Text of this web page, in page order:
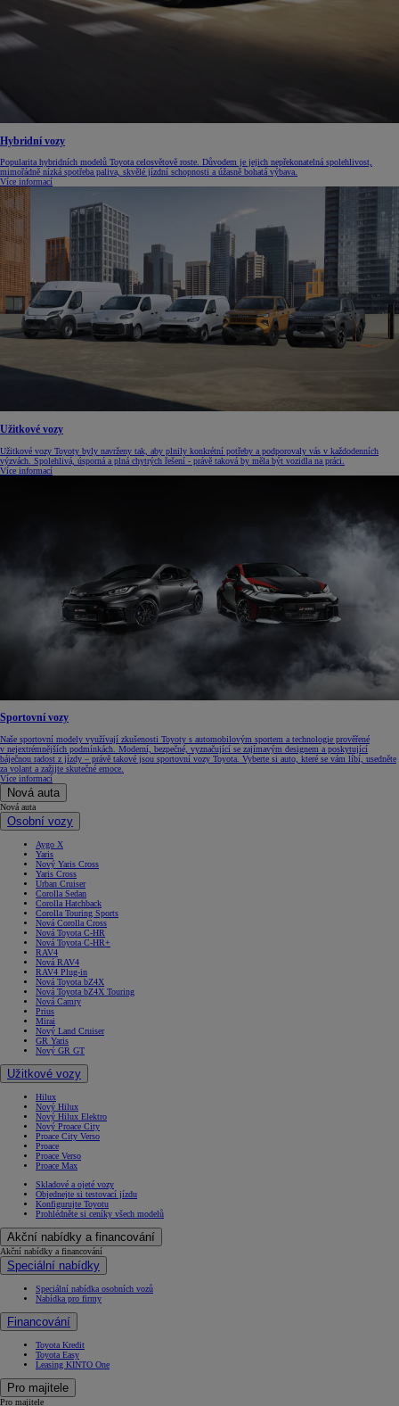
Hybridní vozy
Popularita hybridních modelů Toyota celosvětově roste. Důvodem je jejich nepřekonatelná spolehlivost,
mimořádně nízká spotřeba paliva, skvělé jízdní schopnosti a úžasně bohatá výbava.
Více informací
Užitkové vozy
Užitkové vozy Toyoty byly navrženy tak, aby plnily konkrétní potřeby a podporovaly vás v každodenních
výzvách. Spolehlivá, úsporná a plná chytrých řešení - právě taková by měla být vozidla na práci.
Více informací
Sportovní vozy
Naše sportovní modely využívají zkušenosti Toyoty s automobilovým sportem a technologie prověřené
v nejextrémnějších podmínkách. Moderní, bezpečné, vyznačující se zajímavým designem a poskytující
báječnou radost z jízdy – právě takové jsou sportovní vozy Toyota. Vyberte si auto, které se vám líbí, usedněte
za volant a zažijte skutečné emoce.
Více informací
Nová auta
Nová auta
Osobní vozy
Aygo X
Yaris
Nový Yaris Cross
Yaris Cross
Urban Cruiser
Corolla Sedan
Corolla Hatchback
Corolla Touring Sports
Nová Corolla Cross
Nová Toyota C-HR
Nová Toyota C-HR+
RAV4
Nová RAV4
RAV4 Plug-in
Nová Toyota bZ4X
Nová Toyota bZ4X Touring
Nová Camry
Prius
Mirai
Nový Land Cruiser
GR Yaris
Nový GR GT
Užitkové vozy
Hilux
Nový Hilux
Nový Hilux Elektro
Nový Proace City
Proace City Verso
Proace
Proace Verso
Proace Max
Skladové a ojeté vozy
Objednejte si testovací jízdu
Konfigurujte Toyotu
Prohlédněte si ceníky všech modelů
Akční nabídky a financování
Akční nabídky a financování
Speciální nabídky
Speciální nabídka osobních vozů
Nabídka pro firmy
Financování
Toyota Kredit
Toyota Easy
Leasing KINTO One
Pro majitele
Pro majitele